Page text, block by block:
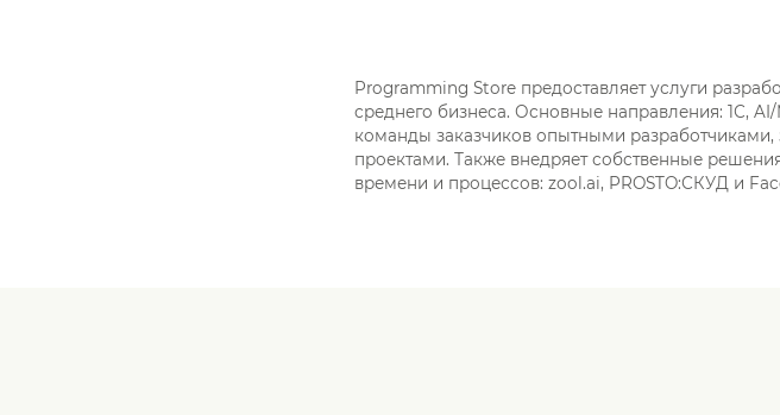
Programming Store предоставляет услуги
среднего бизнеса. Основные направления: 1С,
команды заказчиков опытными
проектами. Также внедряет собственные
времени и процессов: zool.ai, PROSTO:СКУД и